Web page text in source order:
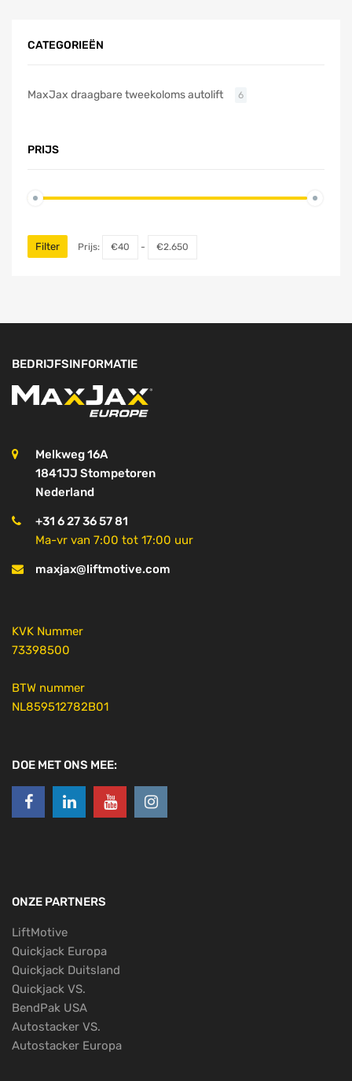
CATEGORIEËN
MaxJax draagbare tweekoloms autolift 6
PRIJS
Filter Prijs: €40 - €2.650
BEDRIJFSINFORMATIE
Melkweg 16A
1841JJ Stompetoren
Nederland
+31 6 27 36 57 81
Ma-vr van 7:00 tot 17:00 uur
maxjax@liftmotive.com
KVK Nummer
73398500
BTW nummer
NL859512782B01
DOE MET ONS MEE:
ONZE PARTNERS
LiftMotive
Quickjack Europa
Quickjack Duitsland
Quickjack VS.
BendPak USA
Autostacker VS.
Autostacker Europa